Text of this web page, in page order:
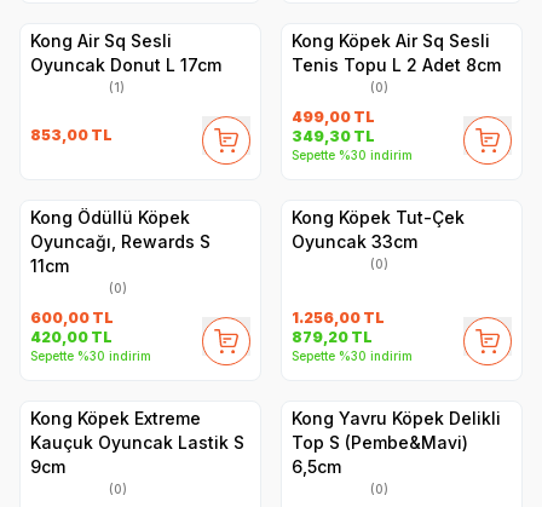
Kong Air Sq Sesli
Oyuncak Donut L 17cm
(1)
853,00 TL
Kong Köpek Air Sq Sesli
Tenis Topu L 2 Adet 8cm
(0)
499,00 TL
349,30 TL
Sepette %30 indirim
Kong Ödüllü Köpek
Oyuncağı, Rewards S
11cm
(0)
600,00 TL
420,00 TL
Sepette %30 indirim
Kong Köpek Tut-Çek
Oyuncak 33cm
(0)
1.256,00 TL
879,20 TL
Sepette %30 indirim
Kong Köpek Extreme
Kauçuk Oyuncak Lastik S
9cm
(0)
Kong Yavru Köpek Delikli
Top S (Pembe&Mavi)
6,5cm
(0)